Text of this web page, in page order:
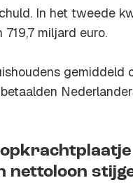
In het tweede
miljard euro.
gemiddeld
nettoloon